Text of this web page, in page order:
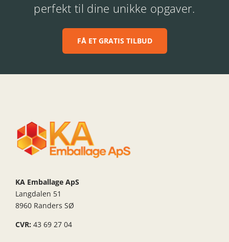
perfekt til dine unikke opgaver.
FÅ ET GRATIS TILBUD
KA Emballage ApS
Langdalen 51
8960 Randers SØ
CVR: 43 69 27 04